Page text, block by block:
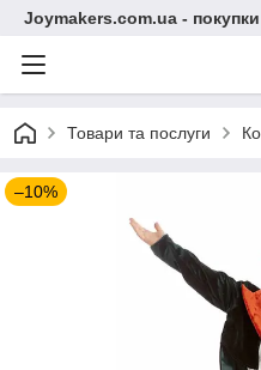
Joymakers.com.ua -
Товари та послуги
–10%